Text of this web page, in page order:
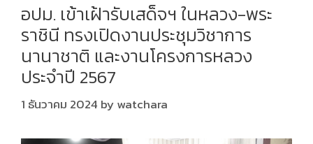
อปม. เข้าเฝ้ารับเสด็จฯ ในหลวง-พระ
ราชินี ทรงเปิดงานประชุมวิชาการ
นานาชาติ และงานโครงการหลวง
ประจำปี 2567
1 ธันวาคม 2024 bywatchara